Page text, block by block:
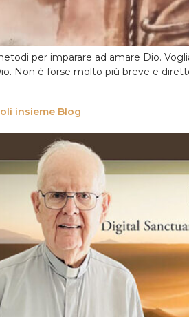
per imparare ad amare Dio.
Non è forse molto più breve e
insieme Blog